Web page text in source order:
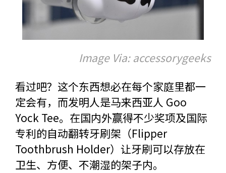
Image Via: accessorygeeks
看过吧？这个东西想必在每个家庭里都一
定会有，而发明人是马来西亚人 Goo
Yock Tee。在国内外赢得不少奖项及国际
专利的自动翻转牙刷架（Flipper
Toothbrush Holder）让牙刷可以存放在
卫生、方便、不潮湿的架子内。